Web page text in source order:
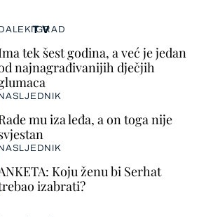
TV
DALEKI GRAD
tek šest godina, a već je jedan
najnagrađivanijih dječjih
NASLJEDNIK
mu iza leđa, a on toga nije
NASLJEDNIK
Koju ženu bi Serhat
izabrati?